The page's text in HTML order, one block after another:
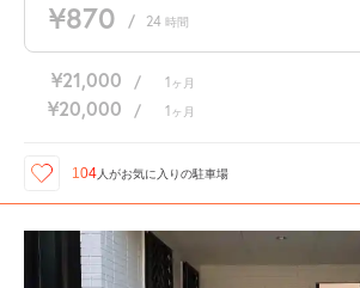
¥870 / 24 時間
¥21,000 / 1 ヶ月
¥20,000 / 1 ヶ月
104 人がお気に入りの駐車場